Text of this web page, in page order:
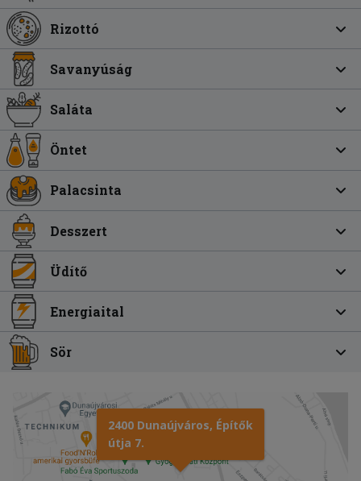
Rizottó
Savanyúság
Saláta
Öntet
Palacsinta
Desszert
Üdítő
Energiaital
Sör
2400 Dunaújváros, Építők
útja 7.